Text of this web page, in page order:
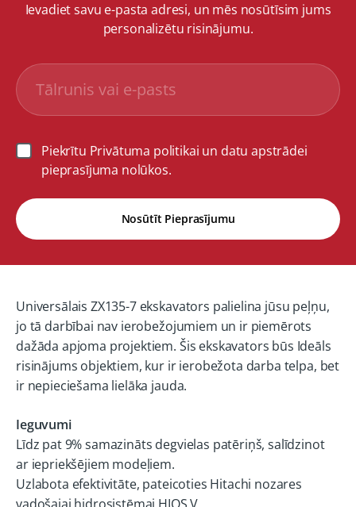
Ievadiet savu e-pasta adresi, un mēs nosūtīsim jums
personalizētu risinājumu.
Piekrītu Privātuma politikai un datu apstrādei
pieprasījuma nolūkos.
Nosūtīt Pieprasījumu
Universālais ZX135-7 ekskavators palielina jūsu peļņu,
jo tā darbībai nav ierobežojumiem un ir piemērots
dažāda apjoma projektiem. Šis ekskavators būs Ideāls
risinājums objektiem, kur ir ierobežota darba telpa, bet
ir nepieciešama lielāka jauda.
Ieguvumi
Līdz pat 9% samazināts degvielas patēriņš, salīdzinot
ar iepriekšējiem modeļiem.
Uzlabota efektivitāte, pateicoties Hitachi nozares